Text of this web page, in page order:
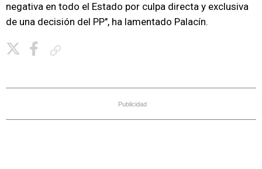
negativa en todo el Estado por culpa directa y exclusiva
de una decisión del PP", ha lamentado Palacín.
Publicidad